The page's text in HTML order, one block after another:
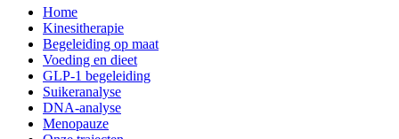
Home
Kinesitherapie
Begeleiding op maat
Voeding en dieet
GLP-1 begeleiding
Suikeranalyse
DNA-analyse
Menopauze